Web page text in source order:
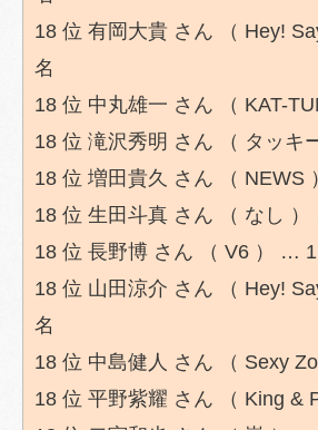
18 位 有岡大貴 さん （ Hey!
名
18 位 中丸雄一 さん （ KAT-
18 位 滝沢秀明 さん （ タッキ
18 位 増田貴久 さん （ NEWS
18 位 生田斗真 さん （ なし
18 位 長野博 さん （ V6 ） … 1
18 位 山田涼介 さん （ Hey!
名
18 位 中島健人 さん （ Sexy
18 位 平野紫耀 さん （ King &